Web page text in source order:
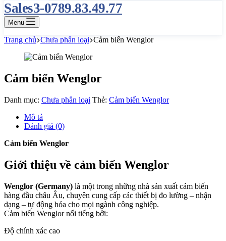
Sales3-0789.83.49.77
Menu
Trang chủ Chưa phân loại Cảm biến Wenglor
Cảm biến Wenglor
Danh mục: Chưa phân loại Thẻ: Cảm biến Wenglor
Mô tả
Đánh giá (0)
Cảm biến Wenglor
Giới thiệu về cảm biến Wenglor
Wenglor (Germany) là một trong những nhà sản xuất cảm biến
hàng đầu châu Âu, chuyên cung cấp các thiết bị đo lường – nhận
dạng – tự động hóa cho mọi ngành công nghiệp.
Cảm biến Wenglor nổi tiếng bởi:
Độ chính xác cao